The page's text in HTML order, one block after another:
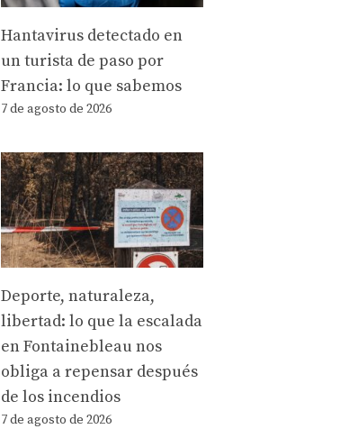
Hantavirus detectado en
un turista de paso por
Francia: lo que sabemos
7 de agosto de 2026
Deporte, naturaleza,
libertad: lo que la escalada
en Fontainebleau nos
obliga a repensar después
de los incendios
7 de agosto de 2026